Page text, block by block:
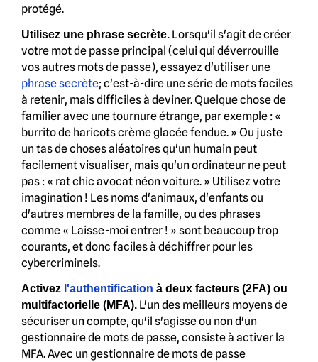
protégé.
Utilisez une phrase secrète. Lorsqu'il s'agit de créer
votre mot de passe principal (celui qui déverrouille
vos autres mots de passe), essayez d'utiliser une
phrase secrète; c'est-à-dire une série de mots faciles
à retenir, mais difficiles à deviner. Quelque chose de
familier avec une tournure étrange, par exemple : «
burrito de haricots crème glacée fendue. » Ou juste
un tas de choses aléatoires qu'un humain peut
facilement visualiser, mais qu'un ordinateur ne peut
pas : « rat chic avocat néon voiture. » Utilisez votre
imagination ! Les noms d'animaux, d'enfants ou
d'autres membres de la famille, ou des phrases
comme « Laisse-moi entrer ! » sont beaucoup trop
courants, et donc faciles à déchiffrer pour les
cybercriminels.
Activez l'authentification à deux facteurs (2FA) ou
multifactorielle (MFA). L'un des meilleurs moyens de
sécuriser un compte, qu'il s'agisse ou non d'un
gestionnaire de mots de passe, consiste à activer la
MFA. Avec un gestionnaire de mots de passe